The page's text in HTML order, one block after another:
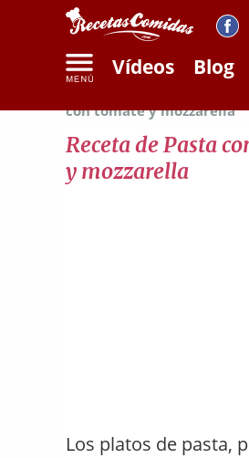
Vídeos Blog
con tomate y mozzarella
Receta de Pasta
y mozzarella
Los platos de pasta,